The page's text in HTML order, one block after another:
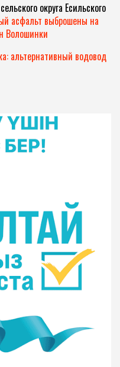
округа Есильского
асфальт выброшены на
Волошинки
альтернативный водовод